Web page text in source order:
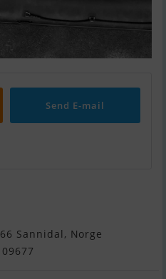
Send E-mail
Sannidal, Norge